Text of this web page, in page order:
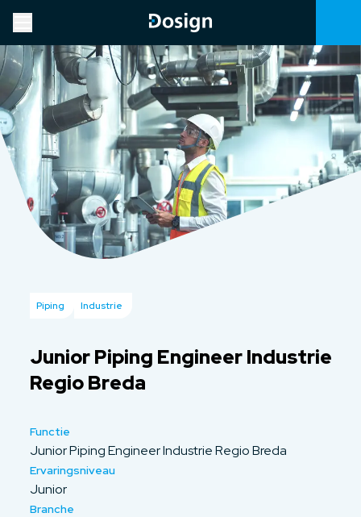
Piping Industrie
Junior Piping Engineer Industrie
Regio Breda
Functie
Junior Piping Engineer Industrie Regio Breda
Ervaringsniveau
Junior
Branche